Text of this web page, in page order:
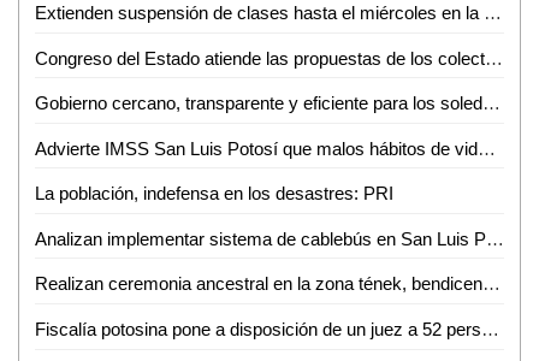
Extienden suspensión de clases hasta el miércoles en la Huasteca y Zona Media por lluvias
Congreso del Estado atiende las propuestas de los colectivos y analiza impacto presupuestal para su procedencia
Gobierno cercano, transparente y eficiente para los soledenses con comités de desempeño institucional
Advierte IMSS San Luis Potosí que malos hábitos de vida contribuyen al desarrollo de hipertensión en cada vez más jóvenes
La población, indefensa en los desastres: PRI
Analizan implementar sistema de cablebús en San Luis Potosí bajo modelo concesionado
Realizan ceremonia ancestral en la zona tének, bendicen semillas para buenas cosechas
Fiscalía potosina pone a disposición de un juez a 52 personas relacionadas a diversos delitos